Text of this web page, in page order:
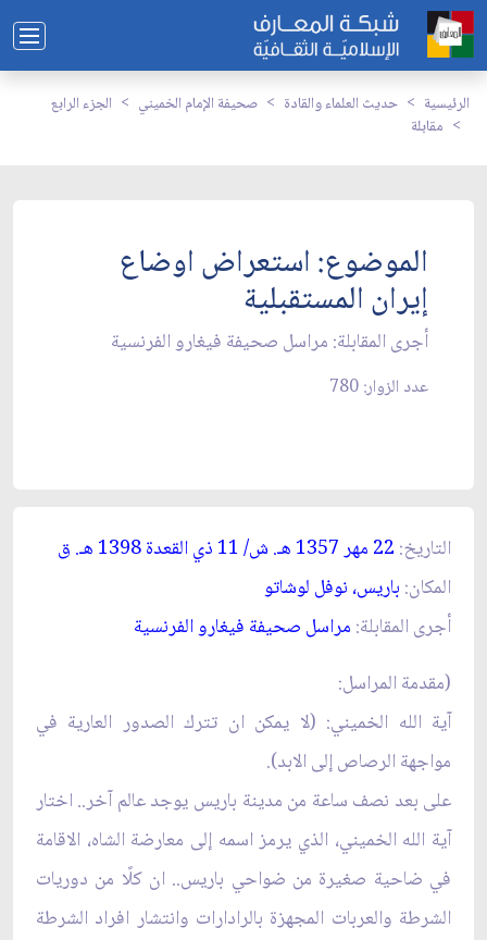
الرئيسية حديث العلماء والقادة صحيفة الإمام الخميني
الجزء الرابع
مقابلة
الموضوع: استعراض اوضاع
إيران المستقبلية
أجرى المقابلة: مراسل صحيفة فيغارو الفرنسية
عدد الزوار: 780
التاريخ: 22 مهر 1357 ه ـ. ش/ 11 ذي القعدة 1398 ه ـ. ق‏
المكان: باريس، نوفل لوشاتو
أجرى المقابلة: مراسل صحيفة فيغارو الفرنسية
(مقدمة المراسل:
آية الله الخميني: (لا يمكن ان تترك الصدور العارية في
مواجهة الرصاص إلى الابد).
على بعد نصف ساعة من مدينة باريس يوجد عالم آخر.. اختار
آية الله الخميني، الذي يرمز اسمه إلى معارضة الشاه، الاقامة
في ضاحية صغيرة من ضواحي باريس.. ان كلًا من دوريات
الشرطة والعربات المجهزة بالرادارات وانتشار افراد الشرطة